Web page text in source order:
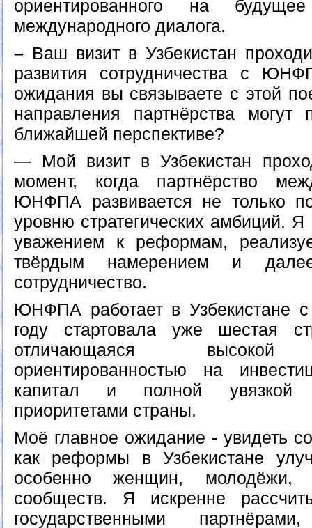
ориентированного на
международного диалога.
– Ваш визит в Узбекистан
развития сотрудничества с
ожидания вы связываете с этой
направления партнёрства могут
ближайшей перспективе?
— Мой визит в Узбекистан
момент, когда партнёрство
ЮНФПА развивается не только
уровню стратегических амбиций.
уважением к реформам,
твёрдым намерением и
сотрудничество.
ЮНФПА работает в Узбекистане
году стартовала уже шестая
отличающаяся высокой
ориентированностью на
капитал и полной увязкой
приоритетами страны.
Моё главное ожидание - увидеть
как реформы в Узбекистане
особенно женщин,
сообществ. Я искренне
государственными